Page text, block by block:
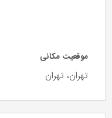
موقعیت مکانی
تهران، تهران